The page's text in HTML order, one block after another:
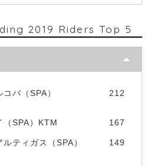
2019 Riders Top 5
バ（SPA）
212
（SPA）KTM 167
ティガス（SPA）
149